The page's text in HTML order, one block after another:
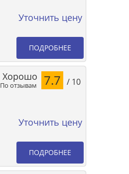
Уточнить цену
ПОДРОБНЕЕ
По отзывам
Хорошо 7.7 / 10
Уточнить цену
ПОДРОБНЕЕ